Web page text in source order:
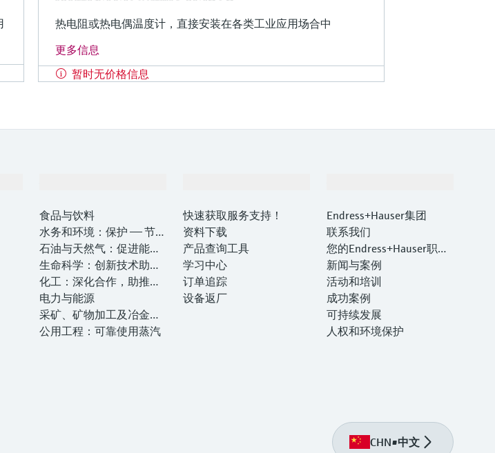
热电阻或热电偶温度计，直接安装在各类工业应用场合中
更多信息
暂时无价格信息
食品与饮料
水务和环境：保护 —— 节约
—— 提高
石油与天然气：促进能源
转型，实现净零目标
生命科学：创新技术助推
卓越运营
化工：深化合作，助推可
持续成功
电力与能源
采矿、矿物加工及冶金：
打造可持续的未来
公用工程：可靠使用蒸汽
快速获取服务支持！
资料下载
产品查询工具
学习中心
订单追踪
设备返厂
Endress+Hauser集团
联系我们
您的Endress+Hauser职业
生涯
新闻与案例
活动和培训
成功案例
可持续发展
人权和环境保护
CHN•中文